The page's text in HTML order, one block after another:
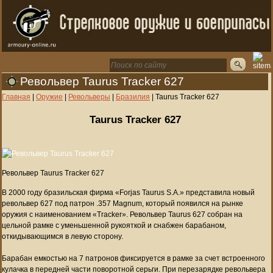
Револьвер Taurus Tracker 627
Главная | Оружие | Револьверы | Бразилия | Taurus Tracker 627
Taurus Tracker 627
Револьвер Taurus Tracker 627
В 2000 году бразильская фирма «Forjas Taurus S.A.» представила новый
револьвер 627 под патрон .357 Magnum, который появился на рынке
оружия с наименованием «Tracker». Револьвер Taurus 627 собран на
цельной рамке с уменьшенной рукояткой и снабжен барабаном,
откидывающимся в левую сторону.
Барабан емкостью на 7 патронов фиксируется в рамке за счет встроенного
кулачка в передней части поворотной серьги. При перезарядке револьвера